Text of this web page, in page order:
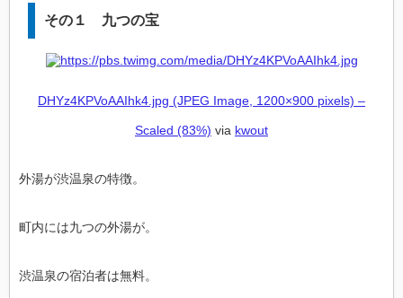
その１ 九つの宝
DHYz4KPVoAAIhk4.jpg (JPEG Image, 1200×900 pixels) –
Scaled (83%) via kwout
外湯が渋温泉の特徴。
町内には九つの外湯が。
渋温泉の宿泊者は無料。